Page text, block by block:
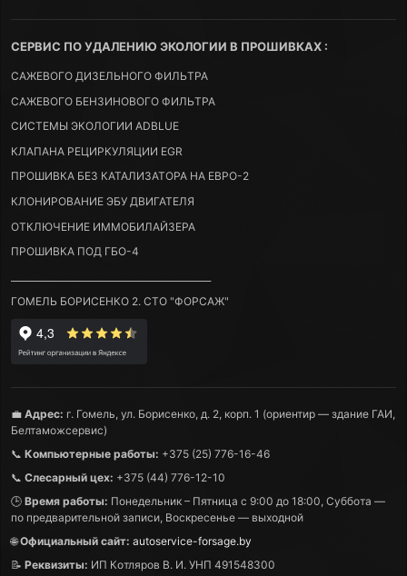
СЕРВИС ПО УДАЛЕНИЮ ЭКОЛОГИИ В ПРОШИВКАХ :
САЖЕВОГО ДИЗЕЛЬНОГО ФИЛЬТРА
САЖЕВОГО БЕНЗИНОВОГО ФИЛЬТРА
СИСТЕМЫ ЭКОЛОГИИ ADBLUE
КЛАПАНА РЕЦИРКУЛЯЦИИ EGR
ПРОШИВКА БЕЗ КАТАЛИЗАТОРА НА ЕВРО-2
КЛОНИРОВАНИЕ ЭБУ ДВИГАТЕЛЯ
ОТКЛЮЧЕНИЕ ИММОБИЛАЙЗЕРА
ПРОШИВКА ПОД ГБО-4
ГОМЕЛЬ БОРИСЕНКО 2. СТО "ФОРСАЖ"
💼 Адрес: г. Гомель, ул. Борисенко, д. 2, корп. 1 (ориентир — здание ГАИ,
Белтаможсервис)
📞 Компьютерные работы: +375 (25) 776-16-46
📞 Слесарный цех: +375 (44) 776-12-10
🕒 Время работы: Понедельник – Пятница с 9:00 до 18:00, Суббота —
по предварительной записи, Воскресенье — выходной
🌐Официальный сайт: autoservice-forsage.by
📝 Реквизиты: ИП Котляров В. И. УНП 491548300